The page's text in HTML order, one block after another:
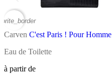
Carven C'est Paris ! Pour Homme
Eau de Toilette
à partir de